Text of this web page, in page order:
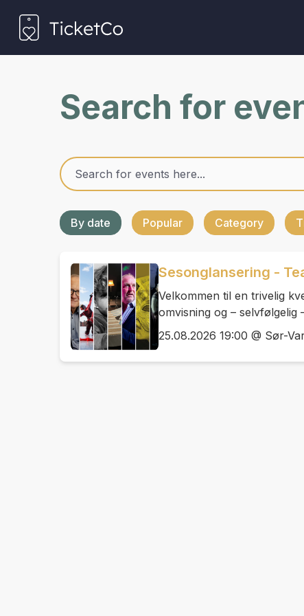
Search for
By date Popular Category
Sesonglansering -
Velkommen til en trivelig
omvisning og – selvfølgelig
25.08.2026 19:00 @ Sør-